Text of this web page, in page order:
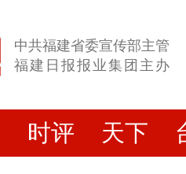
中共福建省委宣传部主管
福建日报报业集团主办
时评 天下